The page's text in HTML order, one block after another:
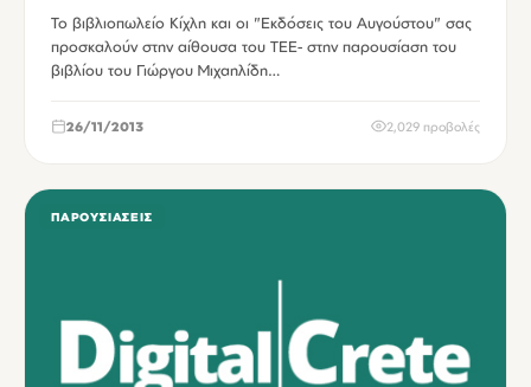
Το βιβλιοπωλείο Κίχλη και οι "Εκδόσεις του Αυγούστου" σας
προσκαλούν στην αίθουσα του ΤΕΕ- στην παρουσίαση του
βιβλίου του Γιώργου Μιχαηλίδη…
26/11/2013 2,029 προβολές
ΠΑΡΟΥΣΙΆΣΕΙΣ